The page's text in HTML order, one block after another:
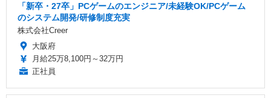
「新卒・27卒」PCゲームのエンジニア/未経験OK/PCゲーム
のシステム開発/研修制度充実
株式会社Creer
大阪府
月給25万8,100円～32万円
正社員